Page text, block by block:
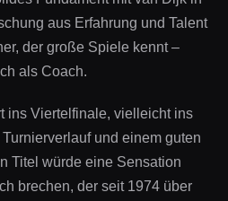
aus Erfahrung und Talent
der große Spiele kennt –
als Coach.
ins Viertelfinale, vielleicht ins
und einem guten
Titel würde eine Sensation
brechen, der seit 1974 über